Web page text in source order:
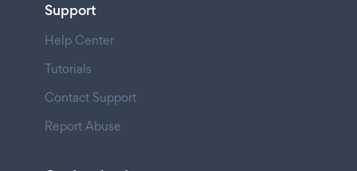
Support
Help Center
Tutorials
Contact Support
Report Abuse